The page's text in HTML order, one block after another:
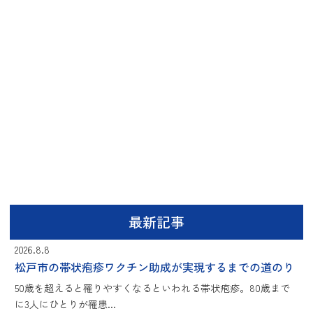
最新記事
2026.8.8
松戸市の帯状疱疹ワクチン助成が実現するまでの道のり
50歳を超えると罹りやすくなるといわれる帯状疱疹。80歳まで
に3人にひとりが罹患...